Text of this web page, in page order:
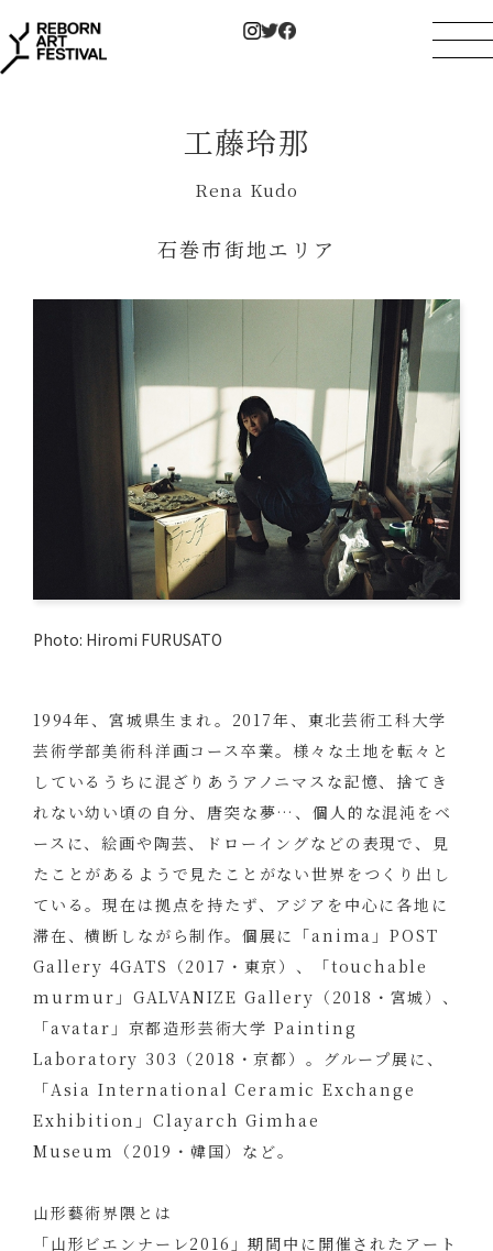
工藤玲那
Rena Kudo
石巻市街地エリア
Photo: Hiromi FURUSATO
1994年、宮城県生まれ。2017年、東北芸術工科大学
芸術学部美術科洋画コース卒業。様々な土地を転々と
しているうちに混ざりあうアノニマスな記憶、捨てき
れない幼い頃の自分、唐突な夢…、個人的な混沌をベ
ースに、絵画や陶芸、ドローイングなどの表現で、見
たことがあるようで見たことがない世界をつくり出し
ている。現在は拠点を持たず、アジアを中心に各地に
滞在、横断しながら制作。個展に「anima」POST
Gallery 4GATS（2017・東京）、「touchable
murmur」GALVANIZE Gallery（2018・宮城）、
「avatar」京都造形芸術大学 Painting
Laboratory 303（2018・京都）。グループ展に、
「Asia International Ceramic Exchange
Exhibition」Clayarch Gimhae
Museum（2019・韓国）など。
山形藝術界隈とは
「山形ビエンナーレ2016」期間中に開催されたアート